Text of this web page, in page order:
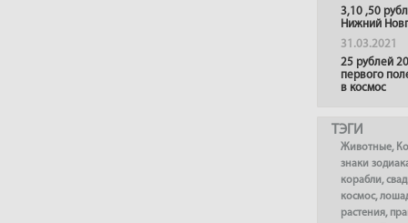
3,10 ,50
Нижний
31.03.2021
25 рублей
первого
в космос
ТЭГИ
Животные,
знаки
корабли,
космос,
растения,